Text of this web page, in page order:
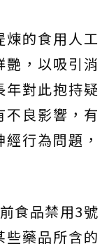
的食用人工
，以吸引消
對此抱持疑
良影響，有
行為問題，
食品禁用3號
藥品所含的